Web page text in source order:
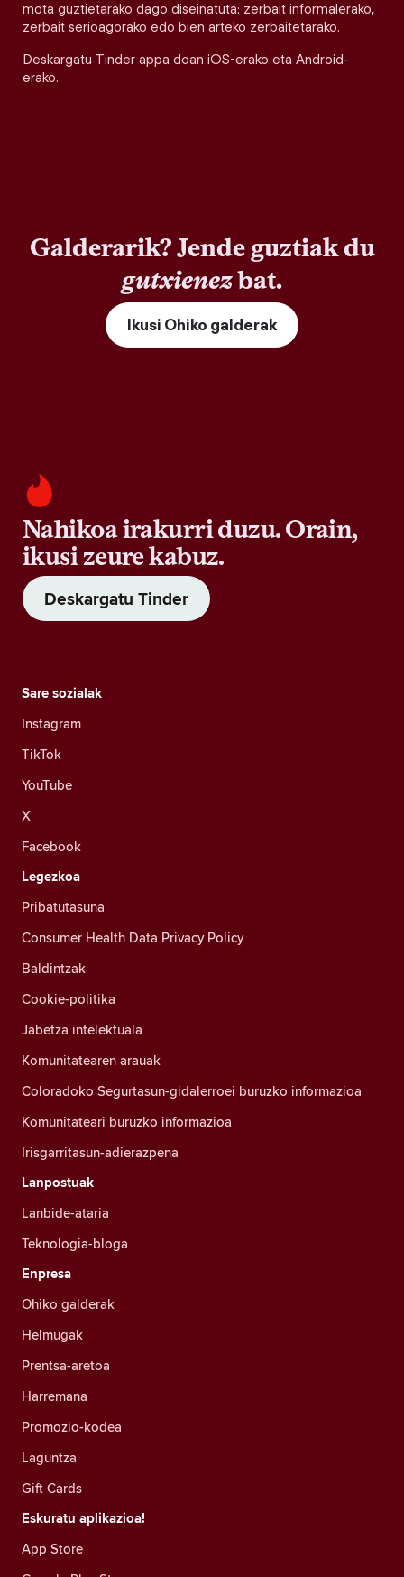
mota guztietarako dago diseinatuta: zerbait informalerako,
zerbait serioagorako edo bien arteko zerbaitetarako.
Deskargatu Tinder appa doan iOS-erako eta Android-
erako.
Galderarik? Jende guztiak du
gutxienezbat.
Ikusi Ohiko galderak
Nahikoa irakurri duzu. Orain,
ikusi zeure kabuz.
Deskargatu Tinder
Sare sozialak
Instagram
TikTok
YouTube
X
Facebook
Legezkoa
Pribatutasuna
Consumer Health Data Privacy Policy
Baldintzak
Cookie-politika
Jabetza intelektuala
Komunitatearen arauak
Coloradoko Segurtasun-gidalerroei buruzko informazioa
Komunitateari buruzko informazioa
Irisgarritasun-adierazpena
Lanpostuak
Lanbide-ataria
Teknologia-bloga
Enpresa
Ohiko galderak
Helmugak
Prentsa-aretoa
Harremana
Promozio-kodea
Laguntza
Gift Cards
Eskuratu aplikazioa!
App Store